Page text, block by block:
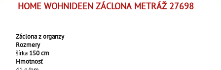
HOME WOHNIDEEN ZÁCLONA METRÁŽ 27698
Záclona z organzy
Rozmery
šírka 150 cm
Hmotnosť